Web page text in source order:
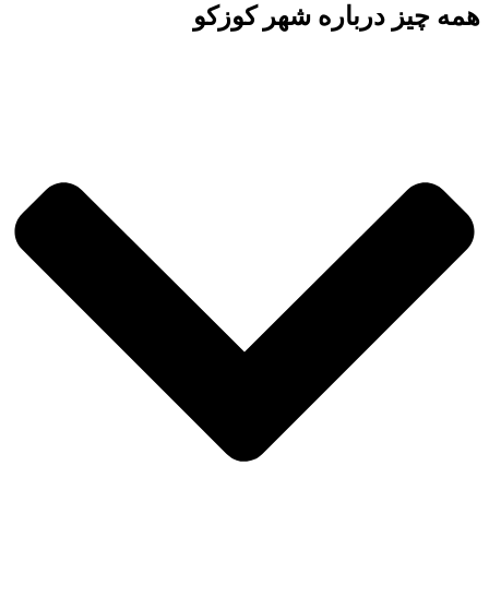
همه چیز درباره شهر کوزکو